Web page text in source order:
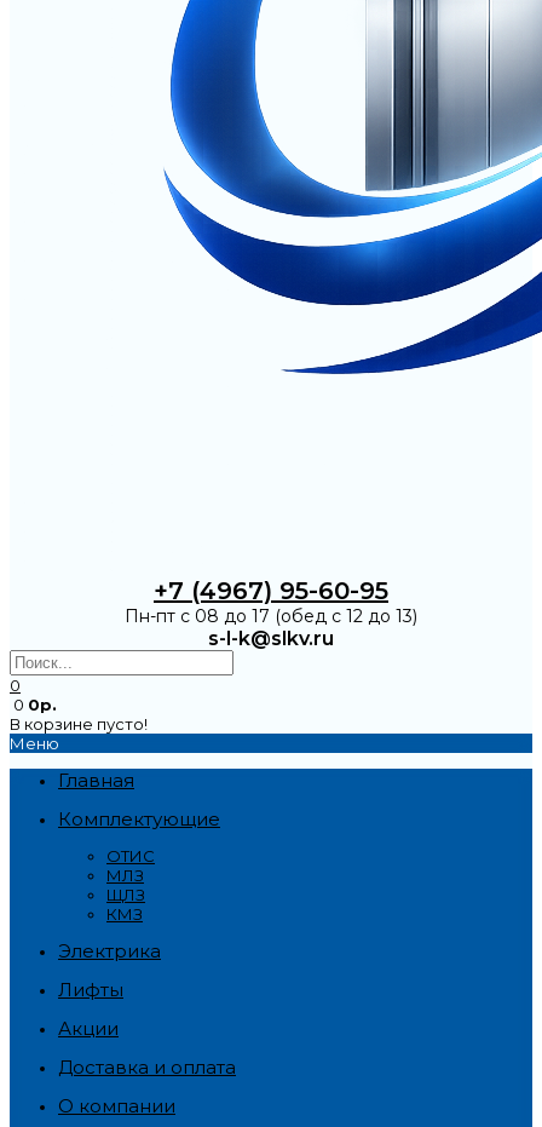
+7 (4967) 95-60-95
Пн-пт с 08 до 17 (обед с 12 до 13)
s-l-k@slkv.ru
0
0 0р.
В корзине пусто!
Меню
Главная
Комплектующие
ОТИС
МЛЗ
ЩЛЗ
КМЗ
Электрика
Лифты
Акции
Доставка и оплата
О компании